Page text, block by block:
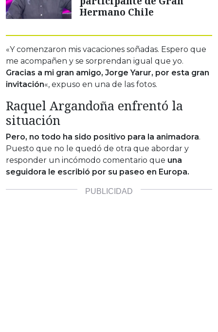
Hermano Chile
«Y comenzaron mis vacaciones soñadas. Espero que
me acompañen y se sorprendan igual que yo.
Gracias a mi gran amigo, Jorge Yarur, por esta gran
invitación«, expuso en una de las fotos.
Raquel Argandoña enfrentó la
situación
Pero, no todo ha sido positivo para la animadora.
Puesto que no le quedó de otra que abordar y
responder un incómodo comentario que una
seguidora le escribió por su paseo en Europa.